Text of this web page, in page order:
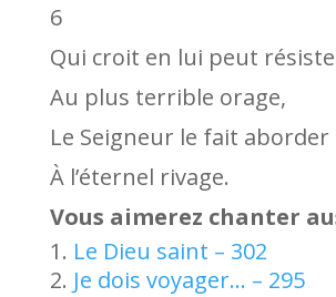
6
Qui croit en lui peut
Au plus terrible orage,
Le Seigneur le fait aborder
À l’éternel rivage.
Vous aimerez chanter
Le Dieu saint – 302
Je dois voyager… – 295